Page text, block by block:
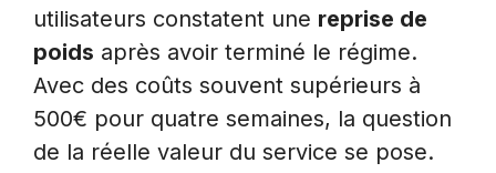
utilisateurs constatent une reprise de
poids après avoir terminé le régime.
Avec des coûts souvent supérieurs à
500€ pour quatre semaines, la question
de la réelle valeur du service se pose.